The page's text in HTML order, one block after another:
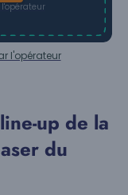
l'opérateur
up de la
du